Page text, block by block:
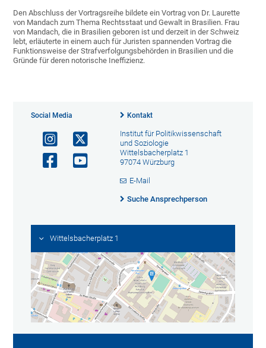
Den Abschluss der Vortragsreihe bildete ein Vortrag von Dr. Laurette
von Mandach zum Thema Rechtsstaat und Gewalt in Brasilien. Frau
von Mandach, die in Brasilien geboren ist und derzeit in der Schweiz
lebt, erläuterte in einem auch für Juristen spannenden Vortrag die
Funktionsweise der Strafverfolgungsbehörden in Brasilien und die
Gründe für deren notorische Ineffizienz.
Social Media Kontakt
Institut für Politikwissenschaft
und Soziologie
Wittelsbacherplatz 1
97074 Würzburg
E-Mail
Suche Ansprechperson
Wittelsbacherplatz 1